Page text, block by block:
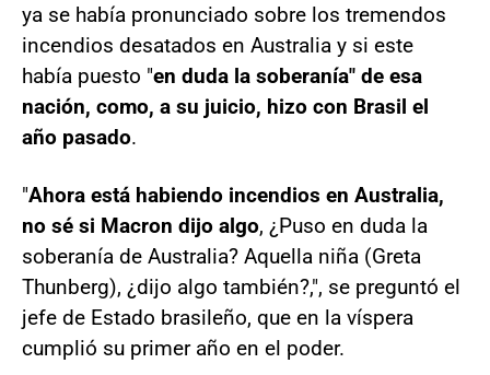
ya se había pronunciado sobre los tremendos
incendios desatados en Australia y si este
había puesto "en duda la soberanía" de esa
nación, como, a su juicio, hizo con Brasil el
año pasado.
"Ahora está habiendo incendios en Australia,
no sé si Macron dijo algo, ¿Puso en duda la
soberanía de Australia? Aquella niña (Greta
Thunberg), ¿dijo algo también?,", se preguntó el
jefe de Estado brasileño, que en la víspera
cumplió su primer año en el poder.